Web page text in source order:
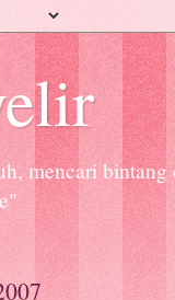
mencari